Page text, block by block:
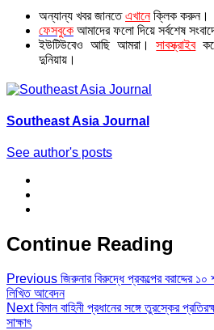
অন্যান্য খবর জানতে এখানে ক্লিক করুন।
ফেসবুকে আমাদের ফলো দিয়ে সর্বশেষ
ইউটিউবেও আছি আমরা।
সাবস্ক্রাইব
দুনিয়ায়।
Southeast Asia Journal
See author's posts
Continue Reading
Previous জিরুনার বিরুদ্ধে প্রকল্পের বরাদ্দের
লিখিত আবেদন
Nextবিমান বাহিনী প্রধানের সঙ্গে তুরস্কের
সাক্ষাৎ